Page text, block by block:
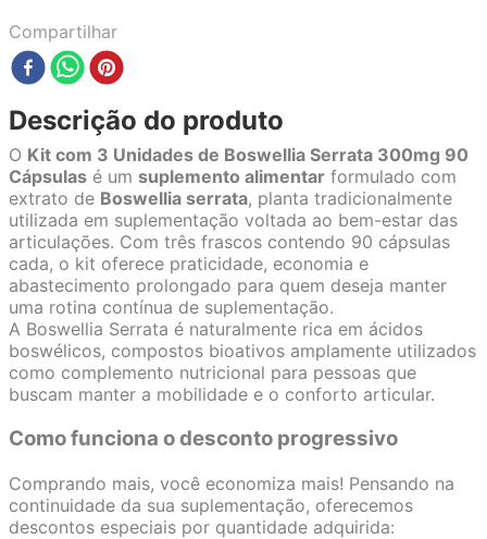
Compartilhar
Descrição do produto
O Kit com 3 Unidades de Boswellia Serrata 300mg 90
Cápsulas é um suplemento alimentar formulado com
extrato de Boswellia serrata, planta tradicionalmente
utilizada em suplementação voltada ao bem-estar das
articulações. Com três frascos contendo 90 cápsulas
cada, o kit oferece praticidade, economia e
abastecimento prolongado para quem deseja manter
uma rotina contínua de suplementação.
A Boswellia Serrata é naturalmente rica em ácidos
boswélicos, compostos bioativos amplamente utilizados
como complemento nutricional para pessoas que
buscam manter a mobilidade e o conforto articular.
Como funciona o desconto progressivo
Comprando mais, você economiza mais! Pensando na
continuidade da sua suplementação, oferecemos
descontos especiais por quantidade adquirida: